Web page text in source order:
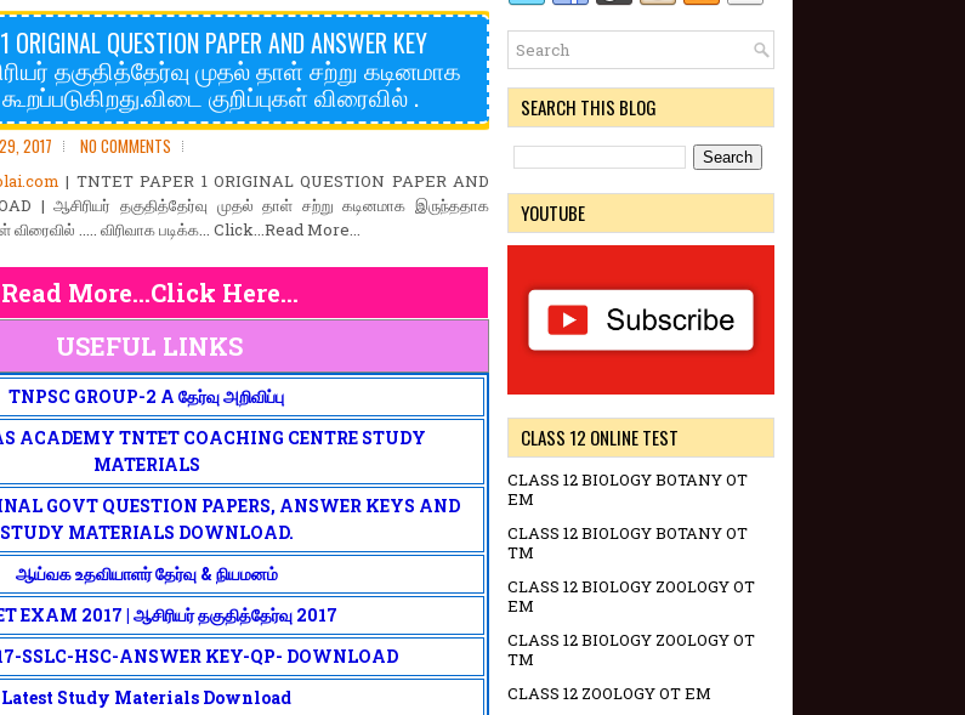
ORIGINAL QUESTION PAPER AND ANSWER KEY
தகுதித்தேர்வு முதல் தாள் சற்று கடினமாக
குறிப்புகள் விரைவில் .
2017 NO COMMENTS
| TNTET PAPER 1 ORIGINAL QUESTION PAPER AND
| ஆசிரியர் தகுதித்தேர்வு முதல் தாள் சற்று கடினமாக இருந்ததாக
விரைவில் ..... விரிவாக படிக்க... Click...Read More...
Read More...Click Here...
USEFUL LINKS
TNPSC GROUP-2 A தேர்வு அறிவிப்பு
ACADEMY TNTET COACHING CENTRE STUDY
MATERIALS
GOVT QUESTION PAPERS, ANSWER KEYS AND
STUDY MATERIALS DOWNLOAD.
ஆய்வக உதவியாளர் தேர்வு & நியமனம்
EXAM 2017 | ஆசிரியர் தகுதித்தேர்வு 2017
SSLC-HSC-ANSWER KEY-QP- DOWNLOAD
Latest Study Materials Download
SEARCH THIS BLOG
YOUTUBE
CLASS 12 ONLINE TEST
CLASS 12 BIOLOGY BOTANY OT
EM
CLASS 12 BIOLOGY BOTANY OT
TM
CLASS 12 BIOLOGY ZOOLOGY OT
EM
CLASS 12 BIOLOGY ZOOLOGY OT
TM
CLASS 12 ZOOLOGY OT EM